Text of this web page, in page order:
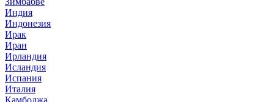
Индия
Индонезия
Ирак
Иран
Ирландия
Исландия
Испания
Италия
Камбоджа